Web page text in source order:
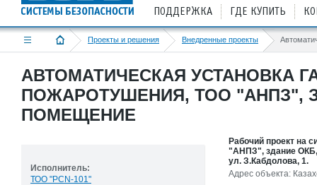
ПОДДЕРЖКА ГДЕ КУПИТЬ
Проекты и решения Внедренные проекты
АВТОМАТИЧЕСКАЯ УСТАНОВКА
ПОЖАРОТУШЕНИЯ, ТОО "АНПЗ",
ПОМЕЩЕНИЕ
Исполнитель:
ТОО "PCN-101"
Рабочий проект на
"АНПЗ", здание ОКБ,
ул. З.Кабдолова, 1.
Адрес объекта: